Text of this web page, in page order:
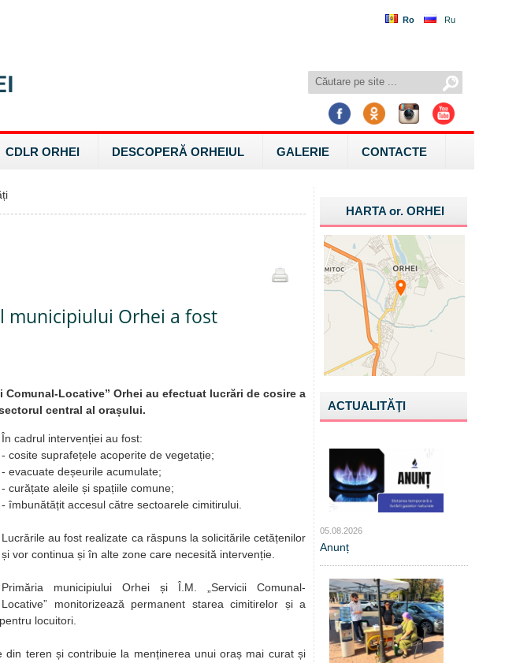
Ro Ru
CDLR ORHEI DESCOPERĂ ORHEIUL GALERIE CONTACTE
municipiului Orhei a fost
Locative” Orhei au efectuat lucrări de cosire a
central al orașului.
În cadrul intervenției au fost:
- cosite suprafețele acoperite de vegetație;
- evacuate deșeurile acumulate;
- curățate aleile și spațiile comune;
- îmbunătățit accesul către sectoarele cimitirului.
Lucrările au fost realizate ca răspuns la solicitările cetățenilor
și vor continua și în alte zone care necesită intervenție.
Primăria municipiului Orhei și Î.M. „Servicii Comunal-
Locative” monitorizează permanent starea cimitirelor și a
locuitori.
din teren și contribuie la menținerea unui oraș mai curat și
HARTA or.ORHEI
ACTUALITĂŢI
05.08.2026
Anunț